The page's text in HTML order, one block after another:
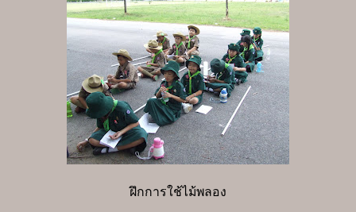
ฝึกการใช้ไม้พลอง